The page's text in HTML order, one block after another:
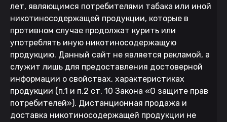
лет, являющимся потребителями табака или иной
никотиносодержащей продукции, которые в
противном случае продолжат курить или
употреблять иную никотиносодержащую
продукцию. Данный сайт не является рекламой, а
служит лишь для предоставления достоверной
информации о свойствах, характеристиках
продукции (п.1 и п.2 ст. 10 Закона «О защите прав
потребителей»). Дистанционная продажа и
доставка никотиносодержащей продукции не